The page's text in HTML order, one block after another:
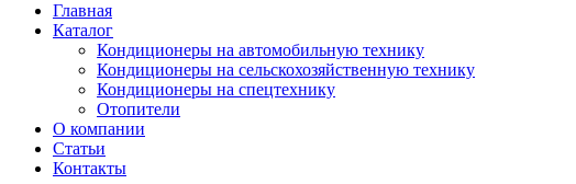
Главная
Каталог
Кондиционеры на автомобильную технику
Кондиционеры на сельскохозяйственную технику
Кондиционеры на спецтехнику
Отопители
О компании
Статьи
Контакты